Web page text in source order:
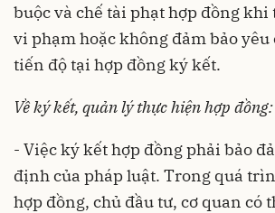
buộc và chế tài phạt hợp đồng khi
vi phạm hoặc không đảm bảo yêu
tiến độ tại hợp đồng ký kết.
Về ký kết, quản lý thực hiện hợp đồng:
- Việc ký kết hợp đồng phải bảo
định của pháp luật. Trong quá
hợp đồng, chủ đầu tư, cơ quan có